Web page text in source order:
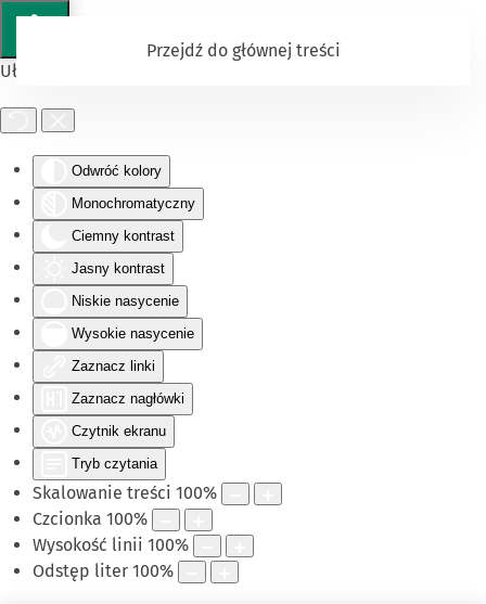
Ułatwienia dostępu
Odwróć kolory
Monochromatyczny
Ciemny kontrast
Jasny kontrast
Niskie nasycenie
Wysokie nasycenie
Zaznacz linki
Zaznacz nagłówki
Czytnik ekranu
Tryb czytania
Skalowanie treści 100%
Czcionka 100%
Wysokość linii 100%
Odstęp liter 100%
Przejdź do głównej treści